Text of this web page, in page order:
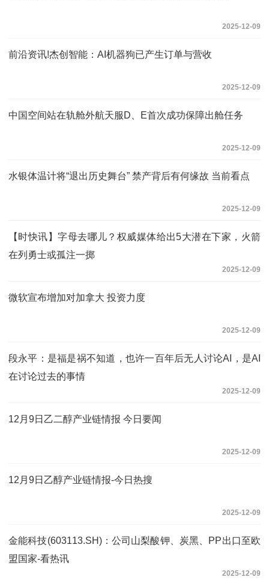
2025-12-09
前沿资讯!杰创智能：AI机器狗已产生订单与营收
2025-12-09
中国空间站在轨舱外航天服D、E首次成功保障出舱任务
2025-12-09
水银体温计将“退出历史舞台” 禁产背后有何缘故 当前看点
2025-12-09
【时快讯】字母去哪儿？权威媒体给出5大潜在下家，火箭
在列勇士或孤注一掷
2025-12-09
微软宣布增加对加拿大 投资力度
2025-12-09
段永平：是福是祸不知道，也许一百年后无人讨论AI，是AI
在讨论过去的事情
2025-12-09
12月9日乙二醇产业链情报 今日要闻
2025-12-09
12月9日乙醇产业链情报-今日热搜
2025-12-09
金能科技(603113.SH)：公司山梨酸钾、炭黑、PP出口至欧
盟国家-看热讯
2025-12-09